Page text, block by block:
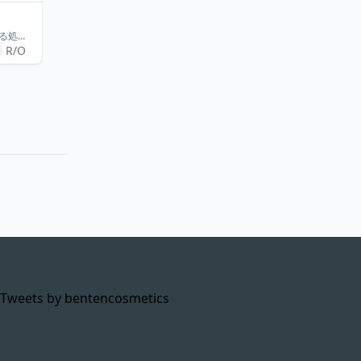
【こんなお悩みはありませんか？】 ・フェイスマスクや化粧水を製造したいが、バルク処方がわからない ・開発コストを抑えつつ、他社と差別化できる処方を作りたい ・現在の試作品で「テクスチャーが重い／乾燥が早い」といった課題がある ・原料の相性や安全性の検証方法がわからない ・小ロットで試作から始めたい（個人事業主・D2C向け） 【サポート内容】 ＊成分選定 ＊処方検討書・試作レシピの提供 ＊OEM製造業者への橋渡しサポート ＊改良のためのフィードバック（メール・電話にて対応） 【対応できるもの】 ＊フェイスマスク、化粧水、クリーム系、美容液の処方 ＊OEM製造先のご紹介（単価交渉も希望に沿う）
R/O
Tweets by bentencosmetics